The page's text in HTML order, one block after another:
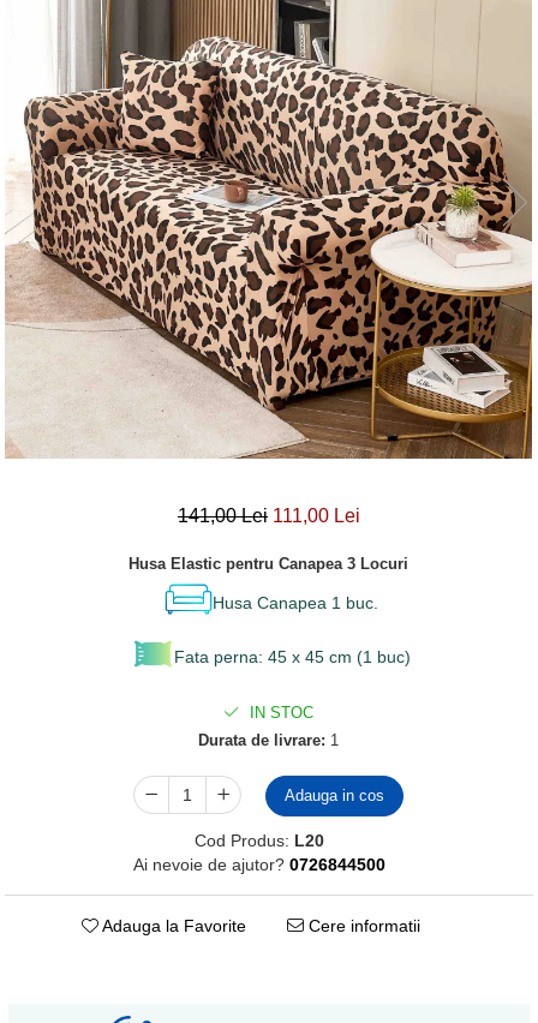
Lenjerii Creponate
Lenjerii de finet Iprimate Digital
Lenjerii de pat Bumbac 100%
Lenjerii de pat Finet + 2 Draperii
Lenjerii de pat Saten 4 piese cu
elastic
141,00 Lei 111,00 Lei
Husa Elastic pentru Canapea 3 Locuri
Husa Canapea 1 buc.
Fata perna: 45 x 45 cm (1 buc)
IN STOC
Durata de livrare: 1
Adauga in cos
Cod Produs: L20
Ai nevoie de ajutor? 0726844500
Adauga la Favorite Cere informatii